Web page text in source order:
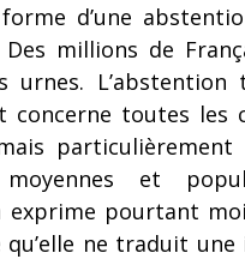
d’une
Des millions de
urnes. L’abstention
concerne toutes les
particulièrement
et
exprime pourtant
ne traduit